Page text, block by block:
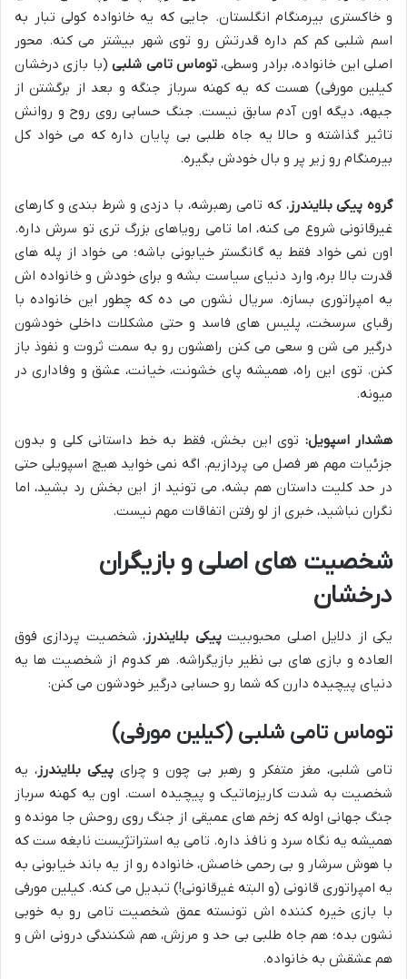
و خاکستری بیرمنگام انگلستان. جایی که یه خانواده کولی تبار به
اسم شلبی کم کم داره قدرتش رو توی شهر بیشتر می کنه. محور
اصلی این خانواده، برادر وسطی، توماس تامی شلبی(با بازی درخشان
کیلین مورفی) هست که یه کهنه سرباز جنگه و بعد از برگشتن از
جبهه، دیگه اون آدم سابق نیست. جنگ حسابی روی روح و روانش
تاثیر گذاشته و حالا یه جاه طلبی بی پایان داره که می خواد کل
بیرمنگام رو زیر پر و بال خودش بگیره.
گروه پیکی بلایندرز، که تامی رهبرشه، با دزدی و شرط بندی و کارهای
غیرقانونی شروع می کنه، اما تامی رویاهای بزرگ تری تو سرش داره.
اون نمی خواد فقط یه گانگستر خیابونی باشه؛ می خواد از پله های
قدرت بالا بره، وارد دنیای سیاست بشه و برای خودش و خانواده اش
یه امپراتوری بسازه. سریال نشون می ده که چطور این خانواده با
رقبای سرسخت، پلیس های فاسد و حتی مشکلات داخلی خودشون
درگیر می شن و سعی می کنن راهشون رو به سمت ثروت و نفوذ باز
کنن. توی این راه، همیشه پای خشونت، خیانت، عشق و وفاداری در
میونه.
هشدار اسپویل: توی این بخش، فقط به خط داستانی کلی و بدون
جزئیات مهم هر فصل می پردازیم. اگه نمی خواید هیچ اسپویلی حتی
در حد کلیت داستان هم بشه، می تونید از این بخش رد بشید، اما
نگران نباشید، خبری از لو رفتن اتفاقات مهم نیست.
شخصیت های اصلی و بازیگران
درخشان
یکی از دلایل اصلی محبوبیتپیکی بلایندرز، شخصیت پردازی فوق
العاده و بازی های بی نظیر بازیگراشه. هر کدوم از شخصیت ها یه
دنیای پیچیده دارن که شما رو حسابی درگیر خودشون می کنن:
توماس تامی شلبی (کیلین مورفی)
تامی شلبی، مغز متفکر و رهبر بی چون و چرای پیکی بلایندرز، یه
شخصیت به شدت کاریزماتیک و پیچیده است. اون یه کهنه سرباز
جنگ جهانی اوله که زخم های عمیقی از جنگ روی روحش جا مونده و
همیشه یه نگاه سرد و نافذ داره. تامی یه استراتژیست نابغه ست که
با هوش سرشار و بی رحمی خاصش، خانواده رو از یه باند خیابونی به
یه امپراتوری قانونی (و البته غیرقانونی!) تبدیل می کنه. کیلین مورفی
با بازی خیره کننده اش تونسته عمق شخصیت تامی رو به خوبی
نشون بده؛ هم جاه طلبی بی حد و مرزش، هم شکنندگی درونی اش و
هم عشقش به خانواده.